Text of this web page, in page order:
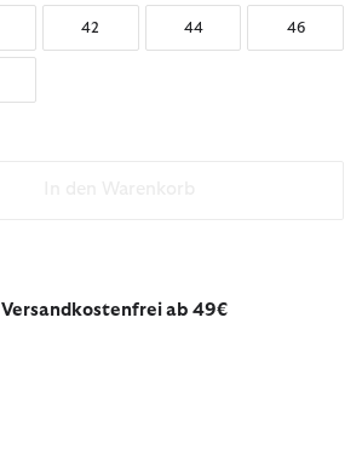
42 44 46
Versandkostenfrei ab 49€